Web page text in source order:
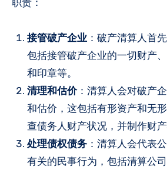
职责：
接管破产企业：破产清算人首
包括接管破产企业的一切财产
和印章等。
清理和估价：清算人会对破产
和估价，这包括有形资产和无
查债务人财产状况，并制作财产
处理债权债务：清算人会代表
有关的民事行为，包括清算公